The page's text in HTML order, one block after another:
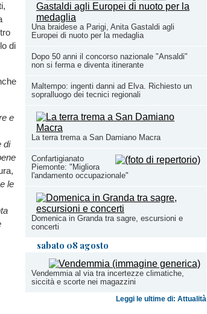
Una braidese a Parigi, Anita Gastaldi agli
Europei di nuoto per la medaglia
Dopo 50 anni il concorso nazionale "Ansaldi"
non si ferma e diventa itinerante
Maltempo: ingenti danni ad Elva. Richiesto un
sopralluogo dei tecnici regionali
La terra trema a San Damiano Macra
Confartigianato
Piemonte: "Migliora
l'andamento occupazionale"
Domenica in Granda tra sagre, escursioni e
concerti
sabato 08 agosto
Vendemmia al via tra incertezze climatiche,
siccità e scorte nei magazzini
Leggi le ultime di: Attualità
di
e
di
le